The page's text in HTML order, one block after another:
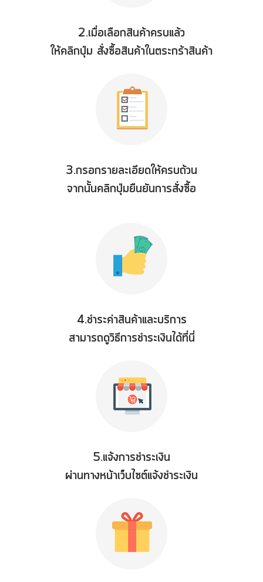
2.เมื่อเลือกสินค้าครบแล้ว
ให้คลิกปุ่ม สั่งซื้อสินค้าในตระกร้าสินค้า
3.กรอกรายละเอียดให้ครบถ้วน
จากนั้นคลิกปุ่มยืนยันการสั่งซื้อ
4.ชำระค่าสินค้าและบริการ
สามารถดูวิธีการชำระเงินได้ที่นี่
5.แจ้งการชำระเงิน
ผ่านทางหน้าเว็บไซต์แจ้งชำระเงิน